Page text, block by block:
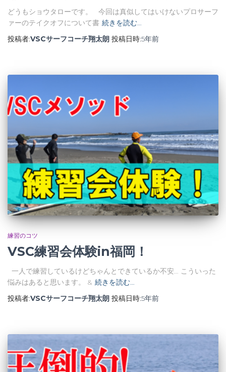
どうもショウタローです。 今回は真似してはいけないプロサーフ
ァーのテイクオフについて書 続きを読む…
投稿者:VSCサーフコーチ翔太朗 投稿日時:5年前
練習のコツ
VSC練習会体験in福岡！
一人で練習しているけどちゃんとできているか不安… こういった
悩みはあると思います。 & 続きを読む…
投稿者:VSCサーフコーチ翔太朗 投稿日時:5年前